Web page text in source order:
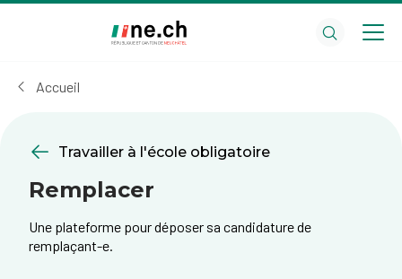
cookies
Accueil
Travailler à l'école obligatoire
Remplacer
Une plateforme pour déposer sa candidature de
remplaçant-e.